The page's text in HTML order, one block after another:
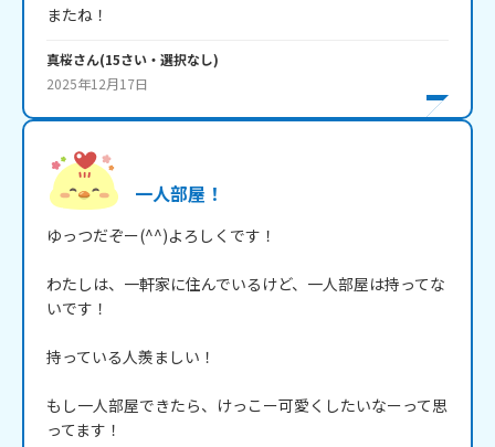
またね！
真桜さん(15さい・ 選択なし)
2025年12月17日
一人部屋！
ゆっつだぞー(^^)よろしくです！
わたしは、一軒家に住んでいるけど、一人部屋は持ってな
いです！
持っている人羨ましい！
もし一人部屋できたら、けっこー可愛くしたいなーって思
ってます！